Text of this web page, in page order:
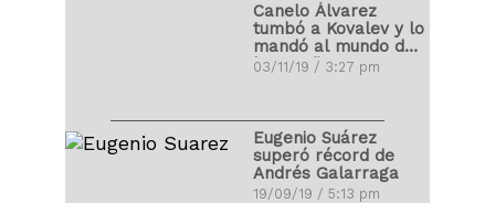
Canelo Álvarez
tumbó a Kovalev y lo
mandó al mundo de
los sueños
03/11/19 / 3:27 pm
Eugenio Suárez
superó récord de
Andrés Galarraga
19/09/19 / 5:13 pm